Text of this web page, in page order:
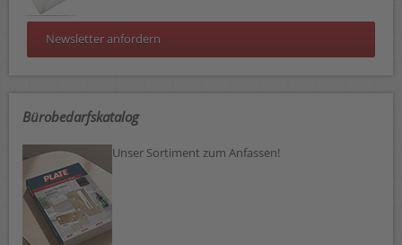
Newsletter anfordern
Bürobedarfskatalog
Unser Sortiment zum Anfassen!